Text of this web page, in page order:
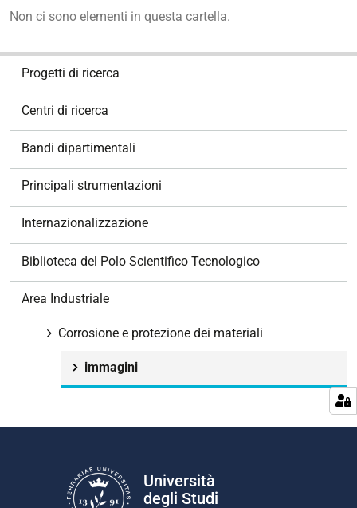
Non ci sono elementi in questa cartella.
Progetti di ricerca
Centri di ricerca
Bandi dipartimentali
Principali strumentazioni
Internazionalizzazione
Biblioteca del Polo Scientifico Tecnologico
Area Industriale
Corrosione e protezione dei materiali
immagini
Università
degli Studi